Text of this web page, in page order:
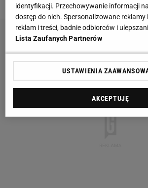
Bartosz Naus,27 WRZEŚNIA
identyfikacji. Przechowywanie informacji
dostęp do nich. Spersonalizowane reklamy
reklam i treści, badnie odbiorców i
Lista Zaufanych Partnerów
USTAWIENIA
AKCEPTUJĘ